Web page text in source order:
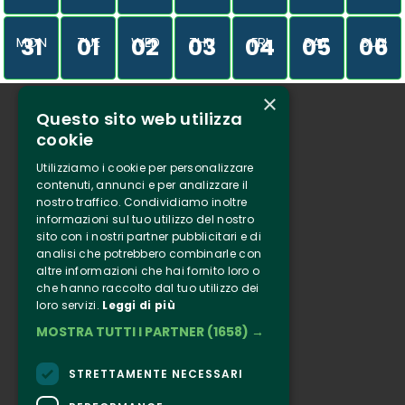
MON
31 TUE
01 WED
02 THU
03 FRI
04 SAT
05 SUN
06
Who we are
Tenuta Selvaggia
Contacts
Online ticketing
Clappit
Information
Follow Us
Facebook
×
Questo sito web utilizza
cookie
Utilizziamo i cookie per personalizzare
contenuti, annunci e per analizzare il
nostro traffico. Condividiamo inoltre
informazioni sul tuo utilizzo del nostro
sito con i nostri partner pubblicitari e di
analisi che potrebbero combinarle con
altre informazioni che hai fornito loro o
che hanno raccolto dal tuo utilizzo dei
loro servizi. Leggi di più
MOSTRA TUTTI I PARTNER (1658) →
STRETTAMENTE NECESSARI